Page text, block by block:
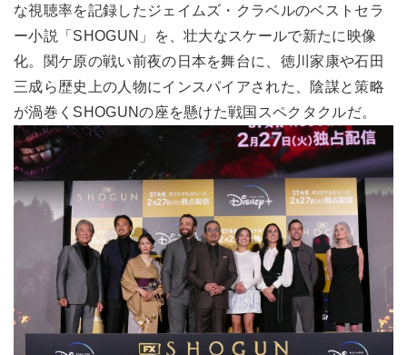
な視聴率を記録したジェイムズ・クラベルのベストセラ
ー小説「SHOGUN」を、壮大なスケールで新たに映像
化。関ケ原の戦い前夜の日本を舞台に、徳川家康や石田
三成ら歴史上の人物にインスパイアされた、陰謀と策略
が渦巻くSHOGUNの座を懸けた戦国スペクタクルだ。